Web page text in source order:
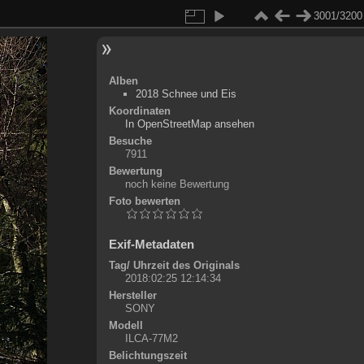
3001/3200
Alben
2018 Schnee und Eis
Koordinaten
+
-
In OpenStreetMap ansehen
Besuche
7911
Bewertung
noch keine Bewertung
Foto bewerten
Exif-Metadaten
Tag/ Uhrzeit des Originals
2018:02:25 12:14:34
Hersteller
SONY
Modell
ILCA-77M2
Belichtungszeit